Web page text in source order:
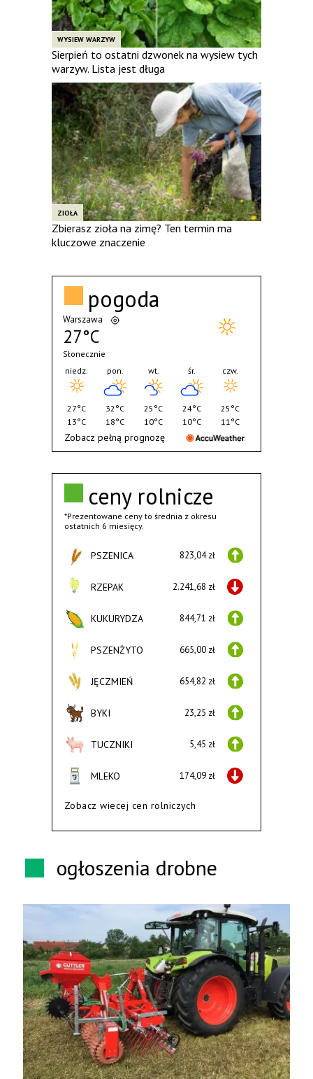
WYSIEW WARZYW
Sierpień to ostatni dzwonek na wysiew tych
warzyw. Lista jest długa
ZIOŁA
Zbierasz zioła na zimę? Ten termin ma
kluczowe znaczenie
ceny rolnicze
*Prezentowane ceny to średnia z okresu
ostatnich 6 miesięcy.
PSZENICA 823,04 zł
RZEPAK 2.241,68 zł
KUKURYDZA 844,71 zł
PSZENŻYTO 665,00 zł
JĘCZMIEŃ 654,82 zł
BYKI 23,25 zł
TUCZNIKI 5,45 zł
MLEKO 174,09 zł
Zobacz wiecej cen rolniczych
pogoda
Warszawa
27°C
Słonecznie
niedz.
27°C
13°C
pon.
32°C
18°C
wt.
25°C
10°C
śr.
24°C
10°C
czw.
25°C
11°C
Zobacz pełną prognozę
ogłoszenia drobne